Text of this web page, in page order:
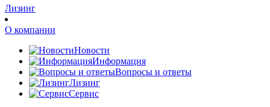
Лизинг
О компании
Новости
Информация
Вопросы и ответы
Лизинг
Сервис